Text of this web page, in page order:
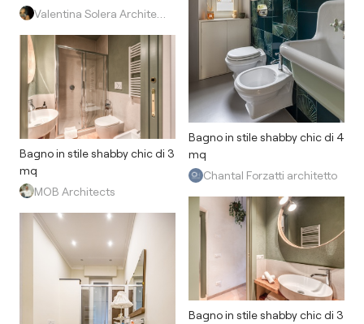
Bagno in stile shabby chic di 3
mq
MOB Architects
Bagno in stile shabby chic di 4
mq
Chantal Forzatti architetto
Bagno in stile shabby chic di 3